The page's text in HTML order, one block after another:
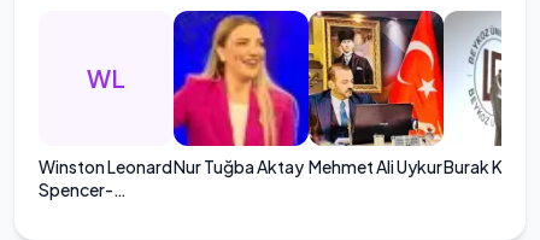
WL
Winston Leonard
Spencer-
Nur Tuğba Aktay Mehmet Ali UykurBurak